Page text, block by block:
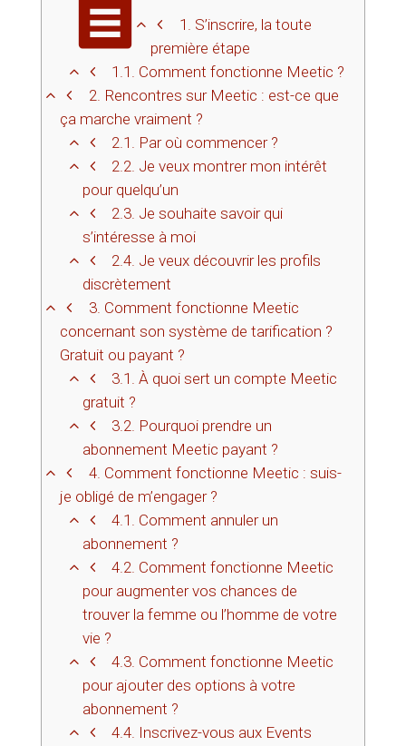
1. S’inscrire, la toute
première étape
1.1. Comment fonctionne Meetic ?
2. Rencontres sur Meetic : est-ce que
ça marche vraiment ?
2.1. Par où commencer ?
2.2. Je veux montrer mon intérêt
pour quelqu’un
2.3. Je souhaite savoir qui
s’intéresse à moi
2.4. Je veux découvrir les profils
discrètement
3. Comment fonctionne Meetic
concernant son système de tarification ?
Gratuit ou payant ?
3.1. À quoi sert un compte Meetic
gratuit ?
3.2. Pourquoi prendre un
abonnement Meetic payant ?
4. Comment fonctionne Meetic : suis-
je obligé de m’engager ?
4.1. Comment annuler un
abonnement ?
4.2. Comment fonctionne Meetic
pour augmenter vos chances de
trouver la femme ou l’homme de votre
vie ?
4.3. Comment fonctionne Meetic
pour ajouter des options à votre
abonnement ?
4.4. Inscrivez-vous aux Events